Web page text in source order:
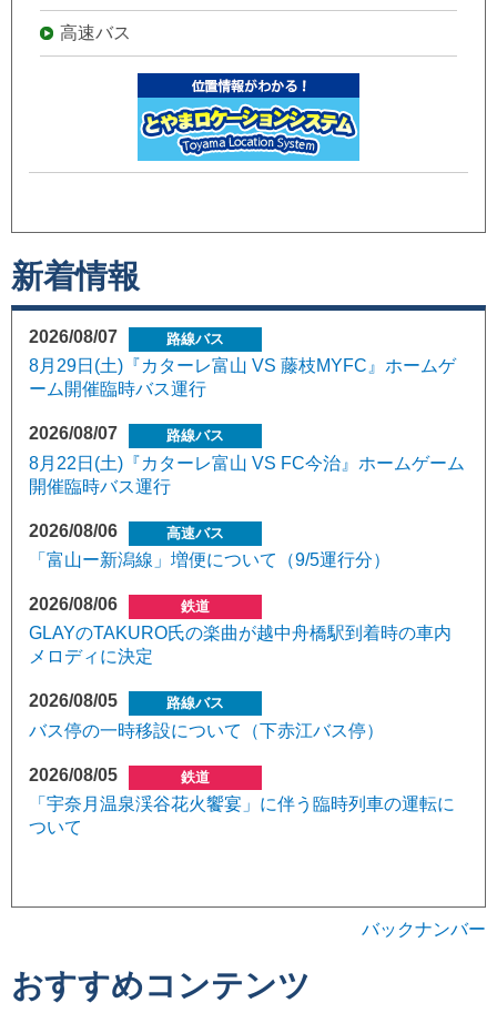
高速バス
新着情報
2026/08/07 路線バス
8月29日(土)『カターレ富山 VS 藤枝MYFC』ホームゲ
ーム開催臨時バス運行
2026/08/07 路線バス
8月22日(土)『カターレ富山 VS FC今治』ホームゲーム
開催臨時バス運行
2026/08/06 高速バス
「富山ー新潟線」増便について（9/5運行分）
2026/08/06 鉄道
GLAYのTAKURO氏の楽曲が越中舟橋駅到着時の車内
メロディに決定
2026/08/05 路線バス
バス停の一時移設について（下赤江バス停）
2026/08/05 鉄道
「宇奈月温泉渓谷花火饗宴」に伴う臨時列車の運転に
ついて
バックナンバー
おすすめコンテンツ